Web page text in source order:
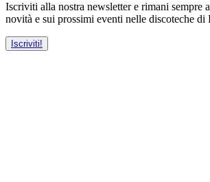
Iscriviti alla nostra newsletter e rimani sempre
novità e sui prossimi eventi nelle discoteche
Iscriviti!